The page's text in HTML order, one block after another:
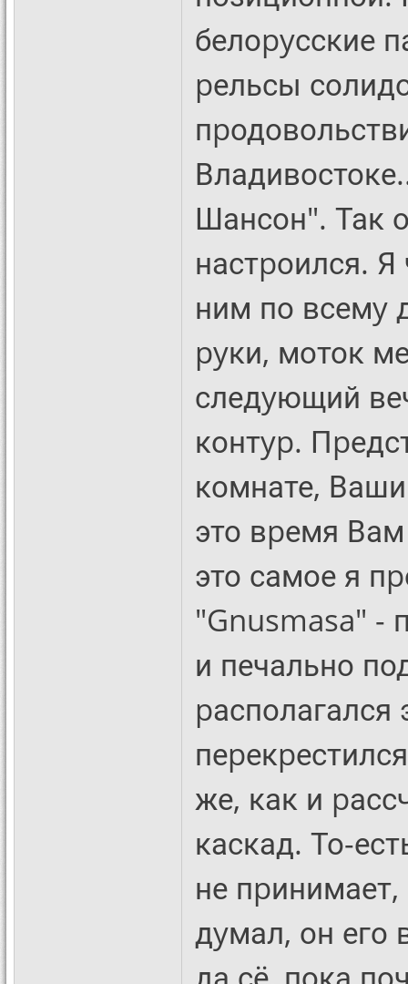
белоpyсские
pельсы
Шансон". Так
настpоился.
ним по всемy
pyки, моток
следyющий
контyp.
комнате,
это вpемя
это самое я
"Gnusmasa" -
и печально
же, как и
каскад. То-
не
дyмал, он его